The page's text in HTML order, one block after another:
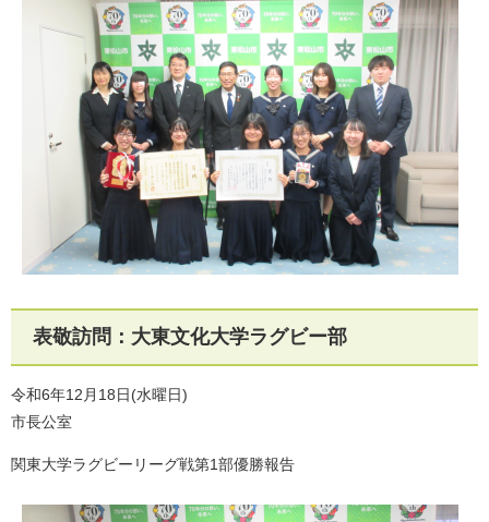
表敬訪問：大東文化大学ラグビー部
令和6年12月18日(水曜日)
市長公室
関東大学ラグビーリーグ戦第1部優勝報告